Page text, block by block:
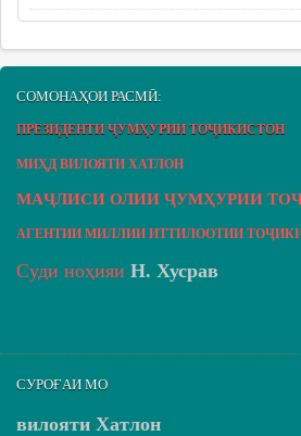
СОМОНАҲОИ РАСМӢ:
ПРЕЗИДЕНТИ ҶУМҲУРИИ ТОҶИКИСТОН
МИҲД ВИЛОЯТИ ХАТЛОН
МАҶЛИСИ ОЛИИ ҶУМҲУРИИ
АГЕНТИИ МИЛЛИИ ИТТИЛООТИИ
Суди ноҳияи Н. Хусрав
СУРОҒАИ МО
вилояти Хатлон